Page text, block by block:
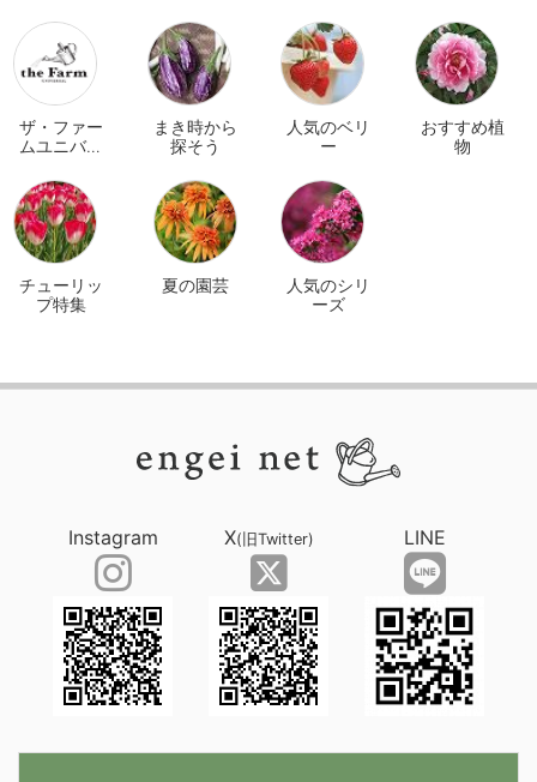
ザ・ファー
ムユニバー
イン
まき時から
探そう
人気のベリ
ー
おすすめ植
物
チューリッ
プ特集
夏の園芸
人気のシリ
ーズ
Instagram X(旧Twitter) LINE